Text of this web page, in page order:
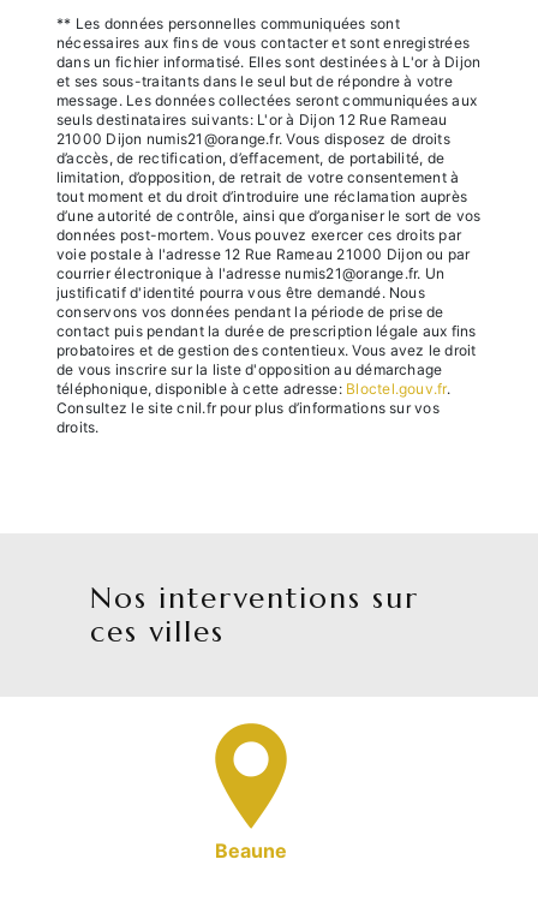
** Les données personnelles communiquées sont
nécessaires aux fins de vous contacter et sont enregistrées
dans un fichier informatisé. Elles sont destinées à L'or à Dijon
et ses sous-traitants dans le seul but de répondre à votre
message. Les données collectées seront communiquées aux
seuls destinataires suivants: L'or à Dijon 12 Rue Rameau
21000 Dijon numis21@orange.fr. Vous disposez de droits
d’accès, de rectification, d’effacement, de portabilité, de
limitation, d’opposition, de retrait de votre consentement à
tout moment et du droit d’introduire une réclamation auprès
d’une autorité de contrôle, ainsi que d’organiser le sort de vos
données post-mortem. Vous pouvez exercer ces droits par
voie postale à l'adresse 12 Rue Rameau 21000 Dijon ou par
courrier électronique à l'adresse numis21@orange.fr. Un
justificatif d'identité pourra vous être demandé. Nous
conservons vos données pendant la période de prise de
contact puis pendant la durée de prescription légale aux fins
probatoires et de gestion des contentieux. Vous avez le droit
de vous inscrire sur la liste d'opposition au démarchage
téléphonique, disponible à cette adresse: Bloctel.gouv.fr.
Consultez le site cnil.fr pour plus d’informations sur vos
droits.
Nos interventions sur
ces villes
Beaune